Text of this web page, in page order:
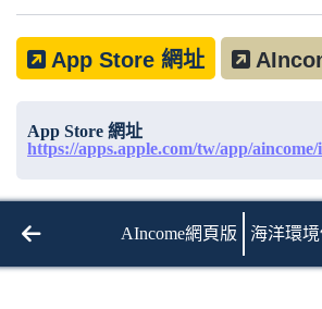
App Store 網址
App Store 網址
https://apps.apple.com/tw/app/aincome/
AIncome網頁版 海洋環